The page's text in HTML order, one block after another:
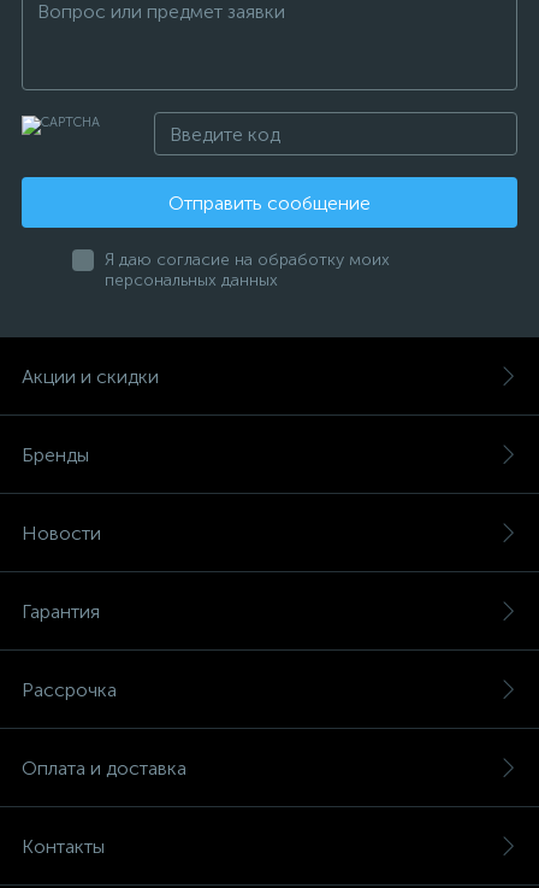
Отправить сообщение
Я даю согласие на обработку моих
персональных данных
Акции и скидки
Бренды
Новости
Гарантия
Рассрочка
Оплата и доставка
Контакты